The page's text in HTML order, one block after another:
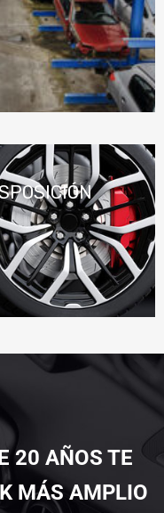
20 AÑOS TE
MÁS AMPLIO